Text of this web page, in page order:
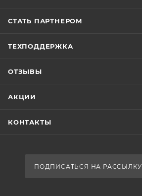
СТАТЬ ПАРТНЕРОМ
ТЕХПОДДЕРЖКА
ОТЗЫВЫ
АКЦИИ
КОНТАКТЫ
ПОДПИСАТЬСЯ НА РАССЫЛКУ